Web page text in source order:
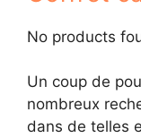
No products
Un coup de
nombreux
dans de telles